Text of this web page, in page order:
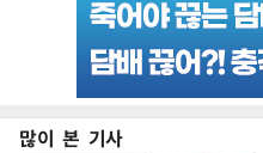
많이 본 기사